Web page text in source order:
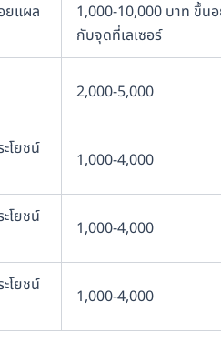
ยแผล
1,000-10,000 บาท ขึ้น
กับจุดที่เลเซอร์
2,000-5,000
โยชน์
1,000-4,000
โยชน์
1,000-4,000
โยชน์
1,000-4,000